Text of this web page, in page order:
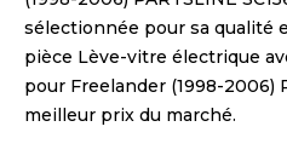
sélectionnée pour sa qualité
pièce Lève-vitre électrique
pour Freelander (1998-2006)
meilleur prix du marché.